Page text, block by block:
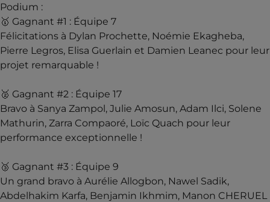
Podium :
🥇 Gagnant #1 : Équipe 7
Félicitations à Dylan Prochette, Noémie Ekagheba,
Pierre Legros, Elisa Guerlain et Damien Leanec pour leur
projet remarquable !
🥈 Gagnant #2 : Équipe 17
Bravo à Sanya Zampol, Julie Amosun, Adam Ilci, Solene
Mathurin, Zarra Compaoré, Loïc Quach pour leur
performance exceptionnelle !
🥉 Gagnant #3 : Équipe 9
Un grand bravo à Aurélie Allogbon, Nawel Sadik,
Abdelhakim Karfa, Benjamin Ikhmim, Manon CHERUEL